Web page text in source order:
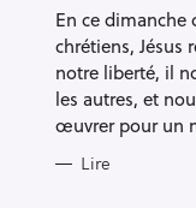
I
E
S
En ce dimanche
chrétiens, Jésus
notre liberté, il
les autres, et
œuvrer pour un
Lire